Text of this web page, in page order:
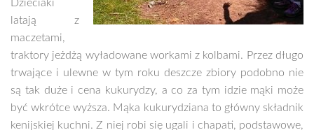
Dzieciaki
latają z
maczetami,
traktory jeżdżą wyładowane workami z kolbami. Przez długo
trwające i ulewne w tym roku deszcze zbiory podobno nie
są tak duże i cena kukurydzy, a co za tym idzie mąki może
być wkrótce wyższa. Mąka kukurydziana to główny składnik
kenijskiej kuchni. Z niej robi się ugali i chapati, podstawowe,